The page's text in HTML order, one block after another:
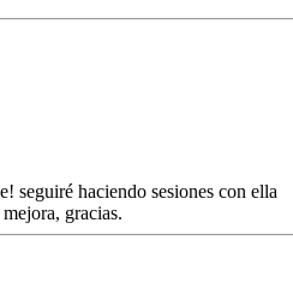
seguiré haciendo sesiones con ella
gracias.